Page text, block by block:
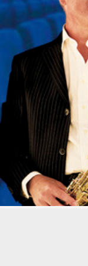
Ресторан
комплекс, в